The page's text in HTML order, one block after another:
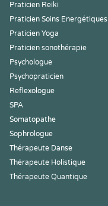
Praticien Reiki
Praticien Soins Energétiques
Praticien Yoga
Praticien sonothérapie
Psychologue
Psychopraticien
Reflexologue
SPA
Somatopathe
Sophrologue
Thérapeute Danse
Thérapeute Holistique
Thérapeute Quantique